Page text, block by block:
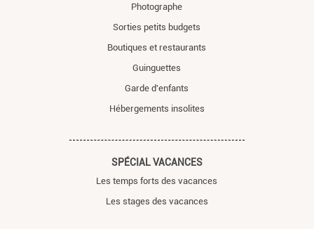
Photographe
Sorties petits budgets
Boutiques et restaurants
Guinguettes
Garde d'enfants
Hébergements insolites
SPÉCIAL VACANCES
Les temps forts des vacances
Les stages des vacances